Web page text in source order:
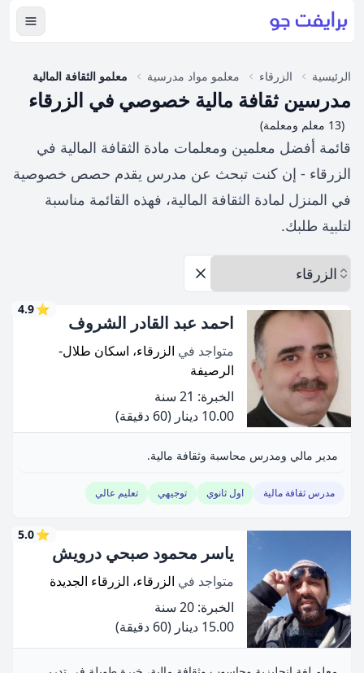
عرض
الرئيسية الزرقاء معلمو مواد مدرسية معلمو الثقافة المالية
مدرسين ثقافة مالية خصوصي في الزرقاء
(13 معلم ومعلمة)
قائمة أفضل معلمين ومعلمات مادة الثقافة المالية في
الزرقاء - إن كنت تبحث عن مدرس يقدم حصص خصوصية
في المنزل لمادة الثقافة المالية، فهذه القائمة مناسبة
لتلبية طلبك.
اختر المحافظة
إزالة الخيارات
⭐
4.9
احمد عبد القادر الشروف
متواجد في الزرقاء، اسكان طلال-
الرصيفة
الخبرة: 21 سنة
10.00 دينار
(60 دقيقة)
مدير مالي ومدرس محاسبة وثقافة مالية.
مدرس ثقافة مالية اول ثانوي توجيهي تعليم عالي
⭐
5.0
ياسر محمود صبحي درويش
متواجد في الزرقاء، الزرقاء الجديدة
الخبرة: 20 سنة
15.00 دينار
(60 دقيقة)